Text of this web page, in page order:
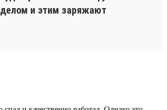
делом и этим заряжают